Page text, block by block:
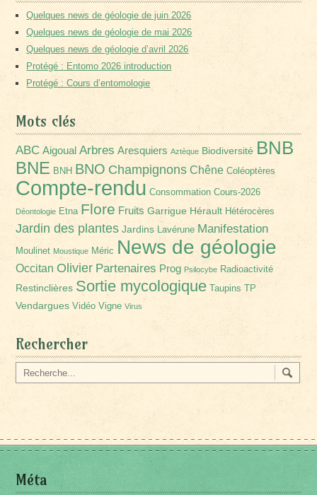
Quelques news de géologie de juin 2026
Quelques news de géologie de mai 2026
Quelques news de géologie d’avril 2026
Protégé : Entomo 2026 introduction
Protégé : Cours d’entomologie
Mots clés
ABC Aigoual Arbres Aresquiers Aztèque Biodiversité BNB
BNE BNH BNO Champignons Chêne Coléoptères
Compte-rendu Consommation Cours-2026
Déontologie Etna Flore Fruits Garrigue Hérault Hétérocères
Jardin des plantes Jardins Lavérune Manifestation
Moulinet Moustique Méric News de géologie
Occitan Olivier Partenaires Prog Psilocybe Radioactivité
Restinclières Sortie mycologique Taupins TP
Vendargues Vidéo Vigne Virus
Rechercher
Méta